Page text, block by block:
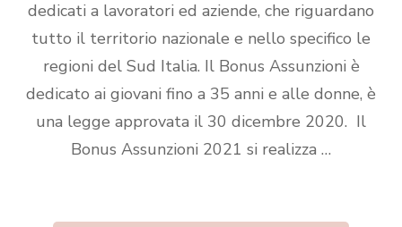
dedicati a lavoratori ed aziende, che riguardano
tutto il territorio nazionale e nello specifico le
regioni del Sud Italia. Il Bonus Assunzioni è
dedicato ai giovani fino a 35 anni e alle donne, è
una legge approvata il 30 dicembre 2020. Il
Bonus Assunzioni 2021 si realizza …